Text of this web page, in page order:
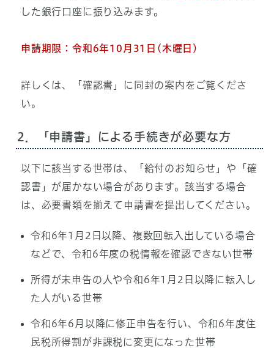
した銀行口座に振り込みます。
申請期限：令和6年10月31日 (木曜日)
詳しくは、「確認書」に同封の案内をご覧くださ
い。
2．「申請書」による手続きが必要な方
以下に該当する世帯は、「給付のお知らせ」や「確
認書」が届かない場合があります。該当する場合
は、必要書類を揃えて申請書を提出してください。
令和6年1月2日以降、複数回転入出している場合
などで、令和6年度の税情報を確認できない世帯
所得が未申告の人や令和6年1月2日以降に転入し
た人がいる世帯
令和6年6月以降に修正申告を行い、令和6年度住
民税所得割が非課税に変更になった世帯